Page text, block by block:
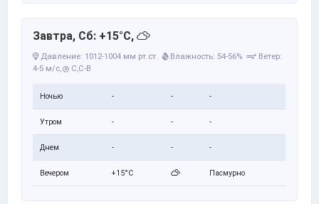
Завтра, Сб: +15°C,
Давление: 1012-1004 мм рт.ст. Влажность: 54-56%
Ветер:
4-5 м/с,
С,С-В
Ночью - - -
Утром - - -
Днем - - -
Вечером +15°C Пасмурно